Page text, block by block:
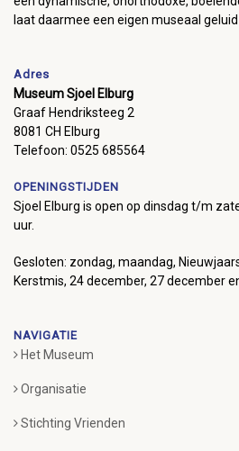
laat daarmee een eigen museaal geluid
Adres
Museum Sjoel Elburg
Graaf Hendriksteeg 2
8081 CH Elburg
Telefoon: 0525 685564
OPENINGSTIJDEN
Sjoel Elburg is open op dinsdag t/m
uur.
Gesloten: zondag, maandag,
Kerstmis, 24 december, 27 december
NAVIGATIE
Het Museum
Organisatie
Stichting Vrienden